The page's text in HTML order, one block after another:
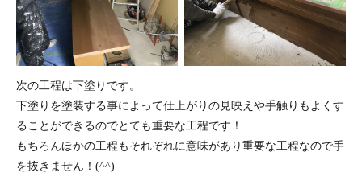
次の工程は下塗りです。
下塗りを塗装する事によって仕上がりの見映えや手触りもよくす
ることができるのでとても重要な工程です！
もちろんほかの工程もそれぞれに意味があり重要な工程なので手
を抜きません！(^^)